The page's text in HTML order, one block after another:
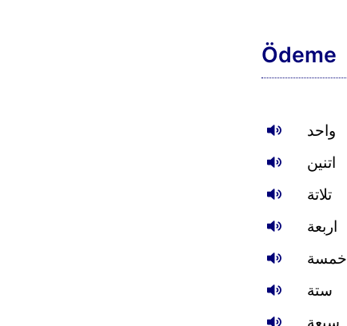
Ödeme
واحد
اتنين
تلاتة
اربعة
خمسة
ستة